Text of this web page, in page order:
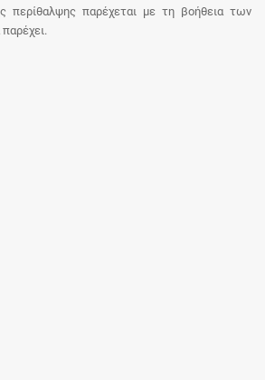
περίθαλψης παρέχεται με τη βοήθεια των